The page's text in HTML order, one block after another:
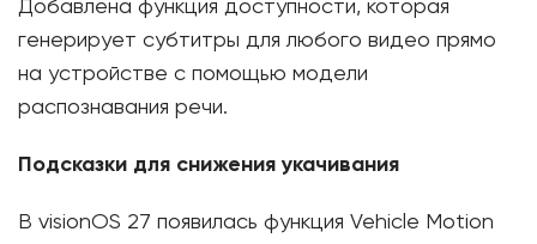
Добавлена функция доступности, которая
генерирует субтитры для любого видео прямо
на устройстве с помощью модели
распознавания речи.
Подсказки для снижения укачивания
В visionOS 27 появилась функция Vehicle Motion